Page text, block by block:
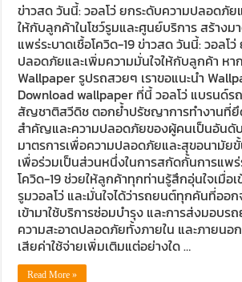
ข่าวสด วันนี้: วอลโว่ ยกระดับความปลอดภัย
ให้กับลูกค้าในโชว์รูมและศูนย์บริการ สร้าง
แพร่ระบาดเชื้อโควิด-19 ข่าวสด วันนี้: วอลโ
ปลอดภัยและเพิ่มความมั่นใจให้กับลูกค้า ห
Wallpaper รูปรถสวยๆ เราขอแนะนำ
Download wallpaper ที่นี้ วอลโว่ แบรนด์
สัญชาติสวีดิช ตอกย้ำปรัชญาการทำงานที่ยึ
สำคัญและความปลอดภัยของผู้คนเป็นอันดับ
มาตรการเพื่อความปลอดภัยและสุขอนามัย
เพื่อร่วมเป็นส่วนหนึ่งในการสกัดกั้นการแพร่
โควิด-19 ช่วยให้ลูกค้าทุกท่านรู้สึกอุ่นใจเมื่อเ
รูมวอลโว่ และมั่นใจได้ว่ารถยนต์ทุกคันที่ออก
เข้ามาใช้บริการซ่อมบำรุง และการส่งมอบร
ความสะอาดปลอดภัยทั้งภายใน และภายนอ
เสียค่าใช้จ่ายเพิ่มเติมแต่อย่างใด …
Read More »